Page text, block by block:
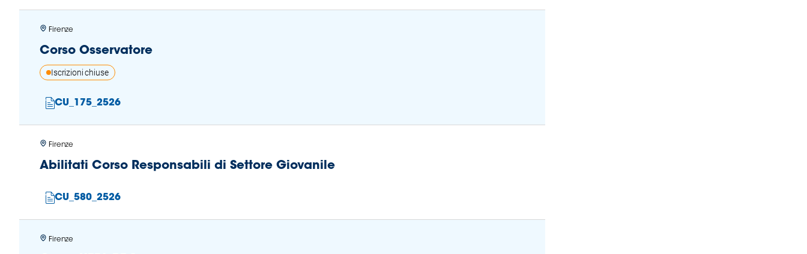
Corso Osservatore
Firenze
Iscrizioni chiuse
CU_175_2526
Abilitati Corso Responsabili di Settore Giovanile
Firenze
CU_580_2526
Firenze